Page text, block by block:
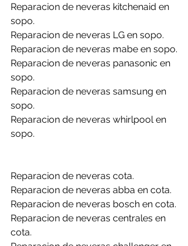
Reparacion de neveras kitchenaid en
sopo.
Reparacion de neveras LG en sopo.
Reparacion de neveras mabe en sopo.
Reparacion de neveras panasonic en
sopo.
Reparacion de neveras samsung en
sopo.
Reparacion de neveras whirlpool en
sopo.
Reparacion de neveras cota.
Reparacion de neveras abba en cota.
Reparacion de neveras bosch en cota.
Reparacion de neveras centrales en
cota.